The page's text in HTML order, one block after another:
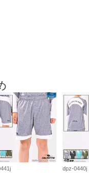
dpz-0440j